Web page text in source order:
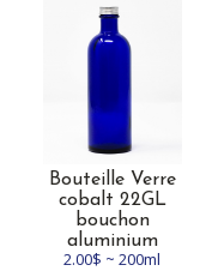
Bouteille Verre
cobalt 22GL
bouchon
aluminium
2.00$ ~ 200ml